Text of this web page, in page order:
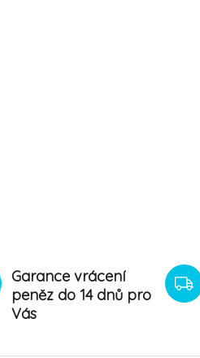
Garance vrácení
peněz do 14 dnů pro
Vás